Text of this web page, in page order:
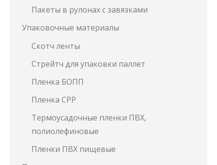
Пакеты в рулонах с завязками
Упаковочные материалы
Скотч ленты
Стрейтч для упаковки паллет
Пленка БОПП
Пленка СРР
Термоусадочные пленки ПВХ,
полиолефиновые
Пленки ПВХ пищевые